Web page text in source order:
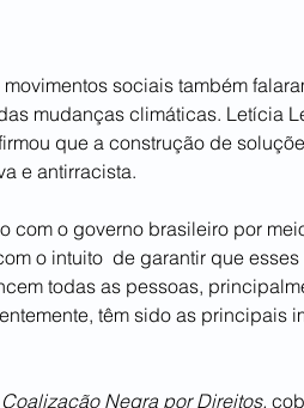
sociais também
mudanças climáticas. Letícia
que a construção de
e antirracista.
com o governo brasileiro por
o intuito  de garantir que
todas as pessoas,
têm sido as principais
Negra por Direitos,